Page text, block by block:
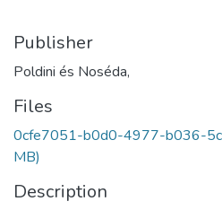
Publisher
Poldini és Noséda,
Files
0cfe7051-b0d0-4977-b036-
MB)
Description